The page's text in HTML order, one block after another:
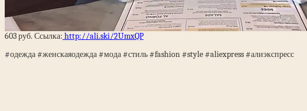
603 руб. Ссылка: http://ali.ski/2UmxQP
#одежда #женскаяодежда #мода #стиль #fashion #style #aliexpress #алиэкспресс